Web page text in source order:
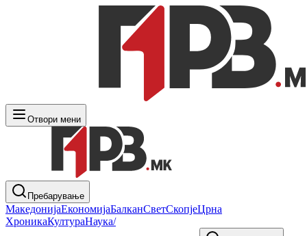
Отвори мени
Пребарување
МакедонијаЕкономијаБалканСветСкопјеЦрна
ХроникаКултураНаука/